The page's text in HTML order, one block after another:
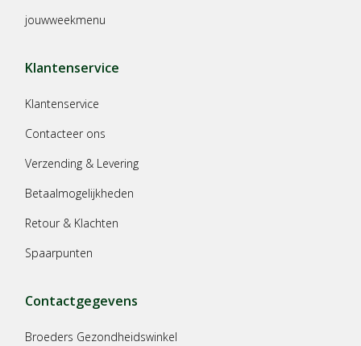
jouwweekmenu
Klantenservice
Klantenservice
Contacteer ons
Verzending & Levering
Betaalmogelijkheden
Retour & Klachten
Spaarpunten
Contactgegevens
Broeders Gezondheidswinkel